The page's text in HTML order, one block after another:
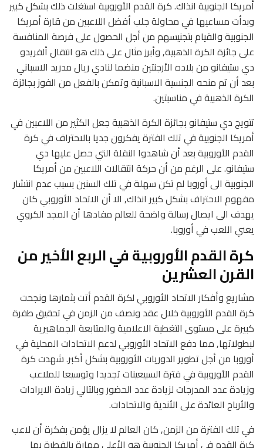
أمريكا الجنوبية انذاك. كرة القدم الأوروبية استغلت ذلك بشكل كبير
وبدأت مساعيها في محاولة جلب أفضل اللاعبين من قارة أمريكا
الجنوبية والقيام بتجنيسهم من أجل الحصول على فرصة المنافسة
على جائزة الكرة الذهبية, وأبرز مثال على ذلك هو انتقال ألفريدو
دي ستيفانو من بلاده الأرجنتين منضما لنادي ريال مدريد الاسباني
بعد أن تم منحه الجنسية الاسبانية وتمكن بالفعل من الفوز بجائزة
الكرة الذهبية في مناسبتين.
تتويج دي ستيفانو بجائزة الكرة الذهبية جعل الكثير من اللاعبين في
أمريكا الجنوبية في تلك الفترة يفكرون جديا بالاحتراف في كرة
القدم الأوروبية بعد أن شاهدوا النقلة التي حصل عليها دي
ستيفانو. على الرغم من أن حركة انتقالات اللاعبين من أمريكا
الجنوبية الى أوروبا لم تكن سهلة في تلك السنين بسبب عدم انتشار
مفهوم الاحتراف بشكل كبير انذاك, الا أن الاتحاد الأوروبي كان
يهدف الى ايصال رسالة واضحة للعالم مفادها أن المجد الكروي
يعني اللعب في أوروبا.
كرة القدم الأوروبية في الربع الأخير من
القرن العشرين
مشاريع وأفكار الاتحاد الأوروبي لكرة القدم أتت بثمارها ونجحت
كرة القدم الأوروبية خلال عقد ونصف من الزمن في تحقيق طفرة
كبيرة على مستوى التغطية الاعلامية والمتابعة الجماهيرية
لبطولاتها, مما دفع الاتحاد الأوروبي لدعم الاتحادات المحلية في
أوروبا من أجل تطوير الدوريات الأوروبية بشكل أكبر. شهدت كرة
القدم الأوروبية في فترة السبيعينات تجديدا وتوسيعا للملاعب
وزيادة عدد المدرجات لزيادة عدد الحضور وبالتالي زيادة الايرادات
والأرباح العائدة على الأندية والاتحادات.
في تلك الفترة من الزمن, كان العالم لا يزال يؤمن بفكرة أن لاعب
كرة القدم في أمريكا الجنوبية هو الأعلى مهارة بالفطرة بما